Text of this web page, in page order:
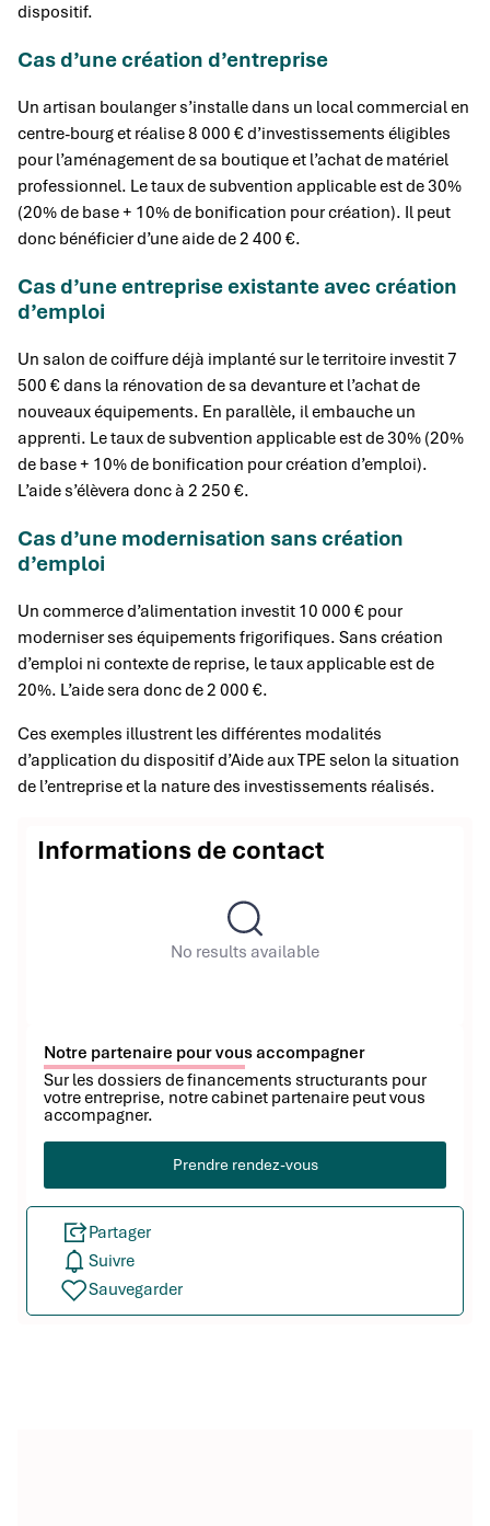
dispositif.
Cas d’une création d’entreprise
Un artisan boulanger s’installe dans un local commercial en
centre-bourg et réalise 8 000 € d’investissements éligibles
pour l’aménagement de sa boutique et l’achat de matériel
professionnel. Le taux de subvention applicable est de 30%
(20% de base + 10% de bonification pour création). Il peut
donc bénéficier d’une aide de 2 400 €.
Cas d’une entreprise existante avec création
d’emploi
Un salon de coiffure déjà implanté sur le territoire investit 7
500 € dans la rénovation de sa devanture et l’achat de
nouveaux équipements. En parallèle, il embauche un
apprenti. Le taux de subvention applicable est de 30% (20%
de base + 10% de bonification pour création d’emploi).
L’aide s’élèvera donc à 2 250 €.
Cas d’une modernisation sans création
d’emploi
Un commerce d’alimentation investit 10 000 € pour
moderniser ses équipements frigorifiques. Sans création
d’emploi ni contexte de reprise, le taux applicable est de
20%. L’aide sera donc de 2 000 €.
Ces exemples illustrent les différentes modalités
d’application du dispositif d’Aide aux TPE selon la situation
de l’entreprise et la nature des investissements réalisés.
Informations de contact
No results available
Notre partenaire pour vous accompagner
Sur les dossiers de financements structurants pour
votre entreprise, notre cabinet partenaire peut vous
accompagner.
Prendre rendez-vous
Partager
Suivre
Sauvegarder